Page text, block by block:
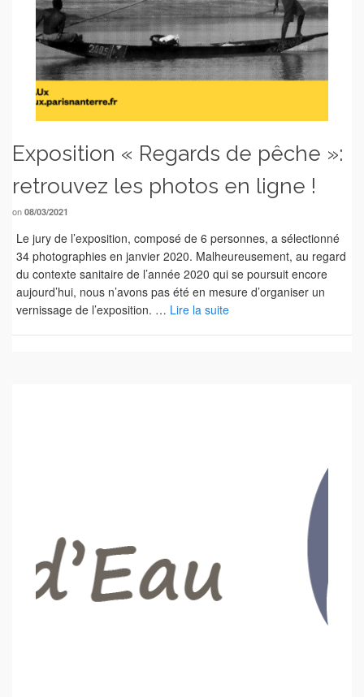
Exposition « Regards de pêche »:
retrouvez les photos en ligne !
on 08/03/2021
Le jury de l’exposition, composé de 6 personnes, a sélectionné
34 photographies en janvier 2020. Malheureusement, au regard
du contexte sanitaire de l’année 2020 qui se poursuit encore
aujourd’hui, nous n’avons pas été en mesure d’organiser un
vernissage de l’exposition. … Lire la suite